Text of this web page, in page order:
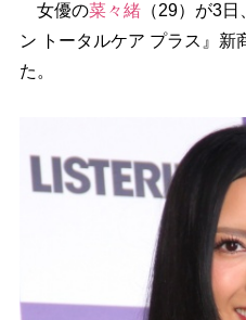
女優の菜々緒（29）が3日
ン トータルケア プラス』新
た。